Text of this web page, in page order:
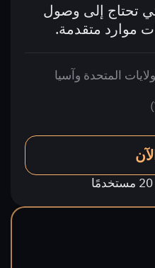
تحتاج إلى وصول
الولايات المتحدة وآسيا